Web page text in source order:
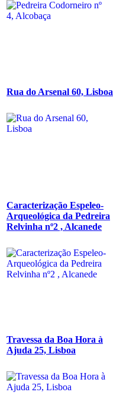
Rua do Arsenal 60, Lisboa
Caracterização Espeleo-
Arqueológica da Pedreira
Relvinha nº2 , Alcanede
Travessa da Boa Hora à
Ajuda 25, Lisboa